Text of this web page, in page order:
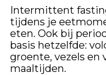
Intermittent
tijdens je
eten. Ook bij
basis hetzelfde:
groente, vezels en
maaltijden.